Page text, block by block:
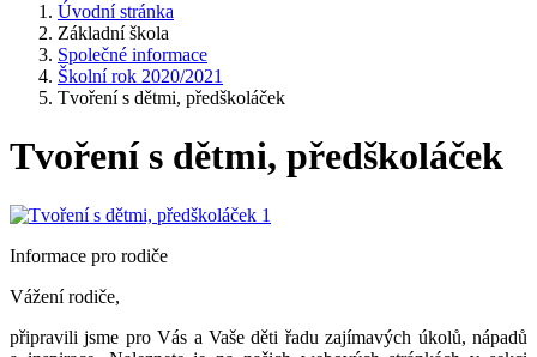
Úvodní stránka
Základní škola
Společné informace
Školní rok 2020/2021
Tvoření s dětmi, předškoláček
Tvoření s dětmi, předškoláček
Informace pro rodiče
Vážení rodiče,
připravili jsme pro Vás a Vaše děti řadu zajímavých úkolů, nápadů